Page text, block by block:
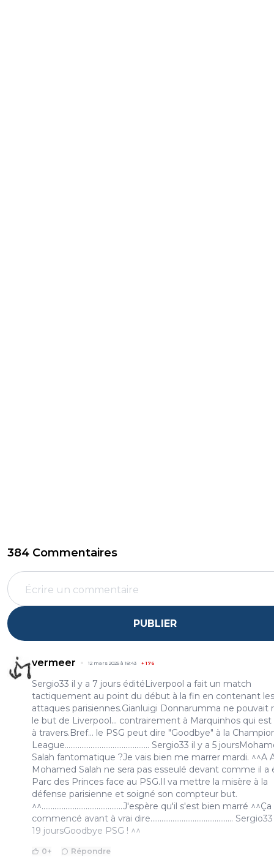
384 Commentaires
PUBLIER
vermeer 12 mars 2025 à 18:43 +176
Sergio33 il y a 7 jours éditéLiverpool a fait un match
tactiquement au point du début à la fin en contenant les
attaques parisiennes.Gianluigi Donnarumma ne pouvait
le but de Liverpool... contrairement à Marquinhos qui est
à travers.Bref... le PSG peut dire "Goodbye" à la
League.............................................. Sergio33 il y a 5
Salah fantomatique ?Je vais bien me marrer mardi. ^^A
Mohamed Salah ne sera pas esseulé devant comme il a
Parc des Princes face au PSG.Il va mettre la misère à la
défense parisienne et soigné son compteur but.
^^............................................J'espère qu'il s'est bien marré
commencé avant à vrai dire.............................................
19 joursGoodbye PSG ! ^^
0+ Répondre